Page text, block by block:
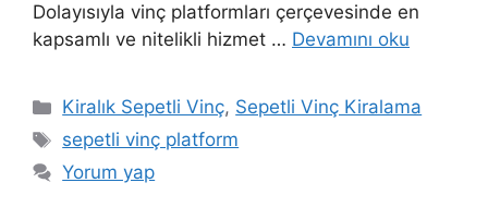
Dolayısıyla vinç platformları çerçevesinde en
kapsamlı ve nitelikli hizmet … Devamını oku
Kategoriler
Kiralık Sepetli Vinç, Sepetli Vinç Kiralama
Etiketler
sepetli vinç platform
Yorum yap